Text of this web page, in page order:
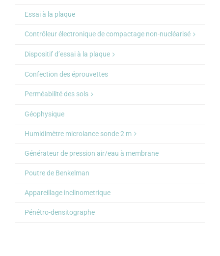
Essai à la plaque
Contrôleur électronique de compactage non-nucléarisé
Dispositif d’essai à la plaque
Confection des éprouvettes
Perméabilité des sols
Géophysique
Humidimètre microlance sonde 2 m
Générateur de pression air/eau à membrane
Poutre de Benkelman
Appareillage inclinometrique
Pénétro-densitographe